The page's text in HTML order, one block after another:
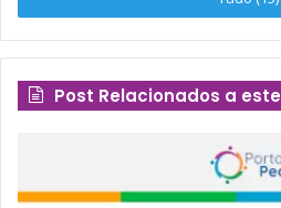
Post Relacionados a este